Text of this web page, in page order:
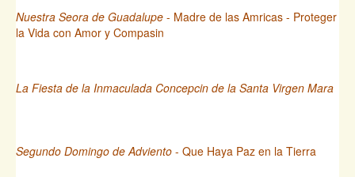
Nuestra Seora de Guadalupe - Madre de las Amricas - Proteger
la Vida con Amor y Compasin
La Fiesta de la Inmaculada Concepcin de la Santa Virgen Mara
Segundo Domingo de Adviento - Que Haya Paz en la Tierra